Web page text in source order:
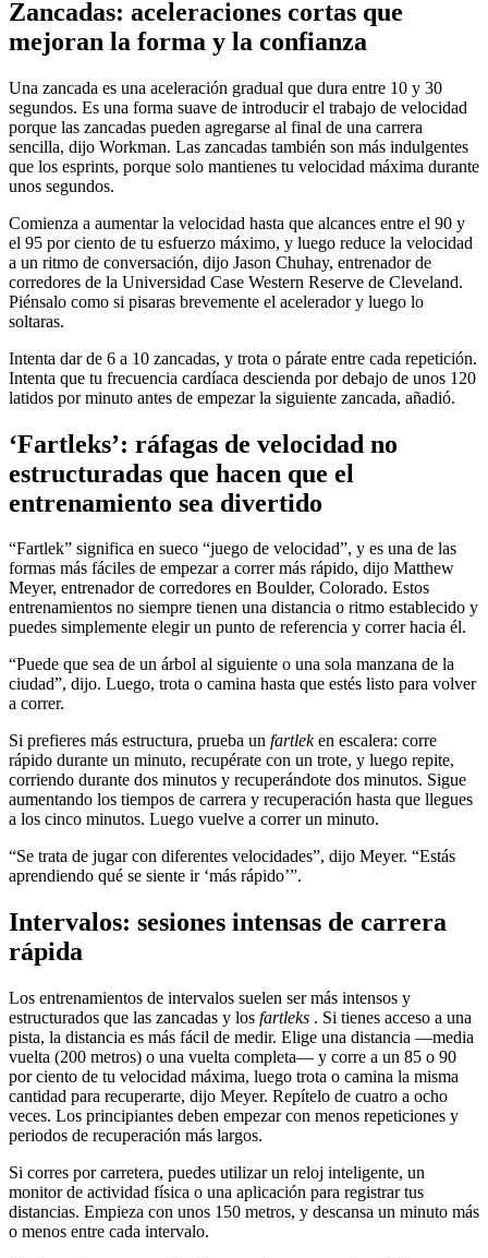
Zancadas: aceleraciones cortas que
mejoran la forma y la confianza
Una zancada es una aceleración gradual que dura entre 10 y 30
segundos. Es una forma suave de introducir el trabajo de velocidad
porque las zancadas pueden agregarse al final de una carrera
sencilla, dijo Workman. Las zancadas también son más indulgentes
que los esprints, porque solo mantienes tu velocidad máxima durante
unos segundos.
Comienza a aumentar la velocidad hasta que alcances entre el 90 y
el 95 por ciento de tu esfuerzo máximo, y luego reduce la velocidad
a un ritmo de conversación, dijo Jason Chuhay, entrenador de
corredores de la Universidad Case Western Reserve de Cleveland.
Piénsalo como si pisaras brevemente el acelerador y luego lo
soltaras.
Intenta dar de 6 a 10 zancadas, y trota o párate entre cada repetición.
Intenta que tu frecuencia cardíaca descienda por debajo de unos 120
latidos por minuto antes de empezar la siguiente zancada, añadió.
‘Fartleks’: ráfagas de velocidad no
estructuradas que hacen que el
entrenamiento sea divertido
“Fartlek” significa en sueco “juego de velocidad”, y es una de las
formas más fáciles de empezar a correr más rápido, dijo Matthew
Meyer, entrenador de corredores en Boulder, Colorado. Estos
entrenamientos no siempre tienen una distancia o ritmo establecido y
puedes simplemente elegir un punto de referencia y correr hacia él.
“Puede que sea de un árbol al siguiente o una sola manzana de la
ciudad”, dijo. Luego, trota o camina hasta que estés listo para volver
a correr.
Si prefieres más estructura, prueba un fartleken escalera: corre
rápido durante un minuto, recupérate con un trote, y luego repite,
corriendo durante dos minutos y recuperándote dos minutos. Sigue
aumentando los tiempos de carrera y recuperación hasta que llegues
a los cinco minutos. Luego vuelve a correr un minuto.
“Se trata de jugar con diferentes velocidades”, dijo Meyer. “Estás
aprendiendo qué se siente ir ‘más rápido’”.
Intervalos: sesiones intensas de carrera
rápida
Los entrenamientos de intervalos suelen ser más intensos y
estructurados que las zancadas y los fartleks . Si tienes acceso a una
pista, la distancia es más fácil de medir. Elige una distancia —media
vuelta (200 metros) o una vuelta completa— y corre a un 85 o 90
por ciento de tu velocidad máxima, luego trota o camina la misma
cantidad para recuperarte, dijo Meyer. Repítelo de cuatro a ocho
veces. Los principiantes deben empezar con menos repeticiones y
periodos de recuperación más largos.
Si corres por carretera, puedes utilizar un reloj inteligente, un
monitor de actividad física o una aplicación para registrar tus
distancias. Empieza con unos 150 metros, y descansa un minuto más
o menos entre cada intervalo.